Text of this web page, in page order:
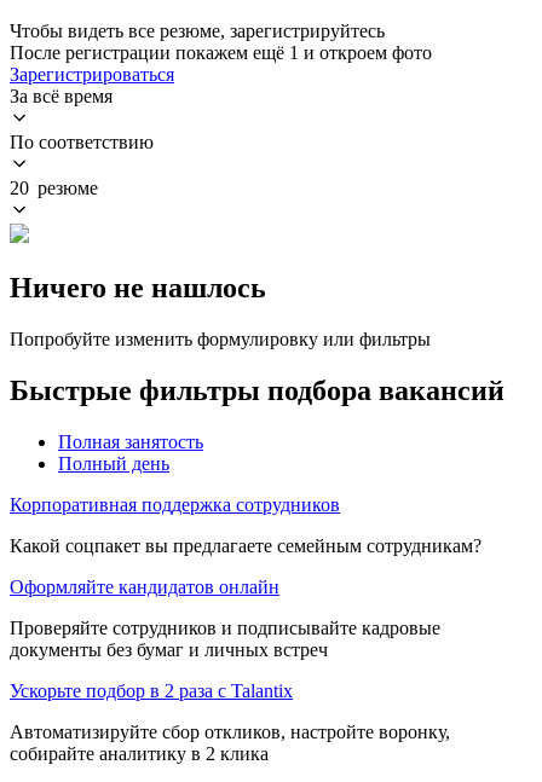
Чтобы видеть все резюме, зарегистрируйтесь
После регистрации покажем ещё 1 и откроем фото
Зарегистрироваться
За всё время
По соответствию
20 резюме
Ничего не нашлось
Попробуйте изменить формулировку или фильтры
Быстрые фильтры подбора вакансий
Полная занятость
Полный день
Корпоративная поддержка сотрудников
Какой соцпакет вы предлагаете семейным сотрудникам?
Оформляйте кандидатов онлайн
Проверяйте сотрудников и подписывайте кадровые
документы без бумаг и личных встреч
Ускорьте подбор в 2 раза с Talantix
Автоматизируйте сбор откликов, настройте воронку,
собирайте аналитику в 2 клика